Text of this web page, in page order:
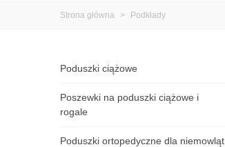
Strona główna > Podkłady
Poduszki ciążowe
Poszewki na poduszki ciążowe i
rogale
Poduszki ortopedyczne dla niemowląt